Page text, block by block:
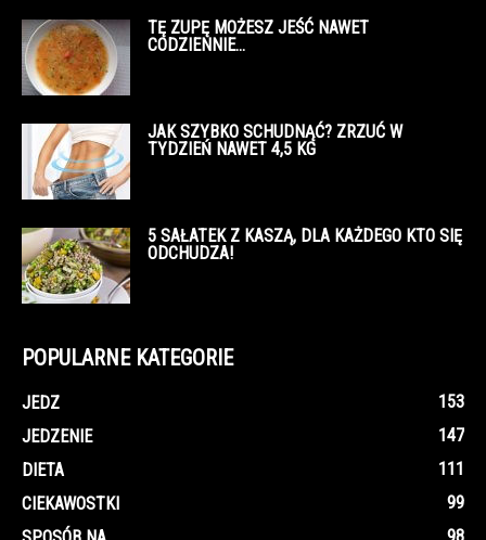
TĘ ZUPĘ MOŻESZ JEŚĆ NAWET
CODZIENNIE…
JAK SZYBKO SCHUDNĄĆ? ZRZUĆ W
TYDZIEŃ NAWET 4,5 KG
5 SAŁATEK Z KASZĄ, DLA KAŻDEGO KTO SIĘ
ODCHUDZA!
POPULARNE KATEGORIE
JEDZ
153
JEDZENIE
147
DIETA
111
CIEKAWOSTKI
99